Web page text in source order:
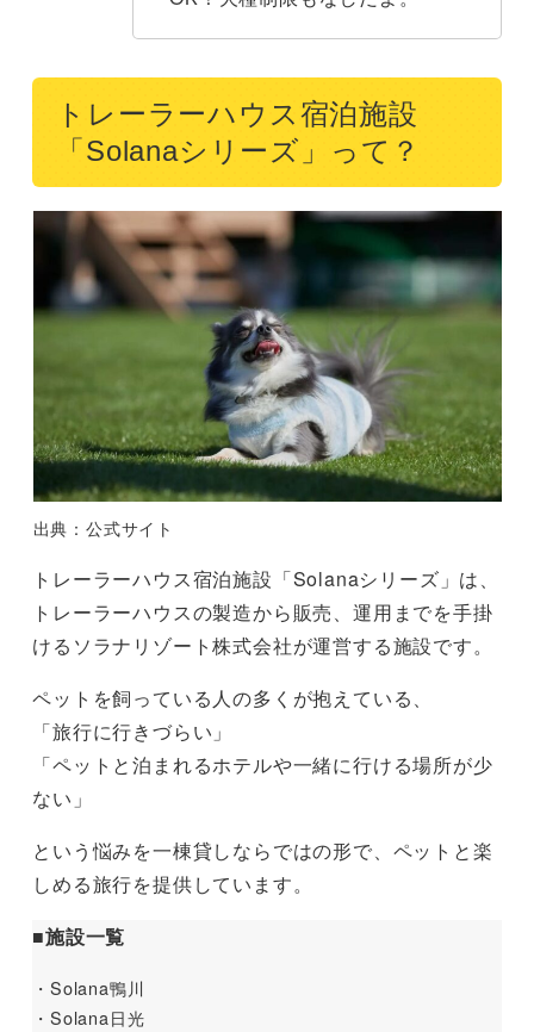
トレーラーハウス宿泊施設
「Solanaシリーズ」って？
出典：公式サイト
トレーラーハウス宿泊施設「Solanaシリーズ」は、
トレーラーハウスの製造から販売、運用までを手掛
けるソラナリゾート株式会社が運営する施設です。
ペットを飼っている人の多くが抱えている、
「旅行に行きづらい」
「ペットと泊まれるホテルや一緒に行ける場所が少
ない」
という悩みを一棟貸しならではの形で、ペットと楽
しめる旅行を提供しています。
■施設一覧
・Solana鴨川
・Solana日光